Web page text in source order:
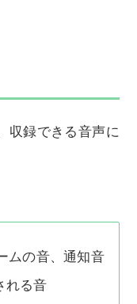
収録できる音声に
ムの音、通知音
れる音